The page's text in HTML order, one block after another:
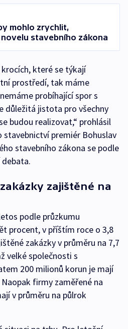
mohlo zrychlit,
stavebního zákona
které se týkají
prostředí, tak máme
probíhající spor s
důležitá jistota pro všechny
budou realizovat,“ prohlásil
stavebnictví premiér Bohuslav
stavebního zákona se podle
zajištěné na
podle průzkumu
procent, v příštím roce o 3,8
zakázky v průměru na 7,7
velké společnosti s
200 milionů korun je mají
firmy zaměřené na
v průměru na půlrok